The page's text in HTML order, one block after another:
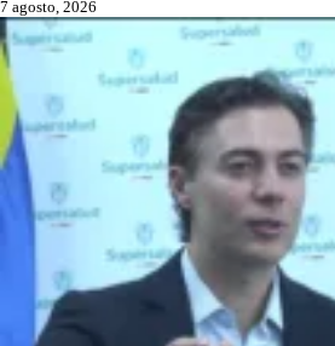
7 agosto, 2026